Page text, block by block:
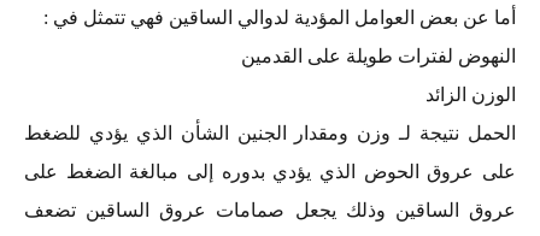
أما عن بعض العوامل المؤدية لدوالي الساقين فهي تتمثل في :
النهوض لفترات طويلة على القدمين
الوزن الزائد
الحمل نتيجة لـ وزن ومقدار الجنين الشأن الذي يؤدي للضغط
على عروق الحوض الذي يؤدي بدوره إلى مبالغة الضغط على
عروق الساقين وذلك يجعل صمامات عروق الساقين تضعف